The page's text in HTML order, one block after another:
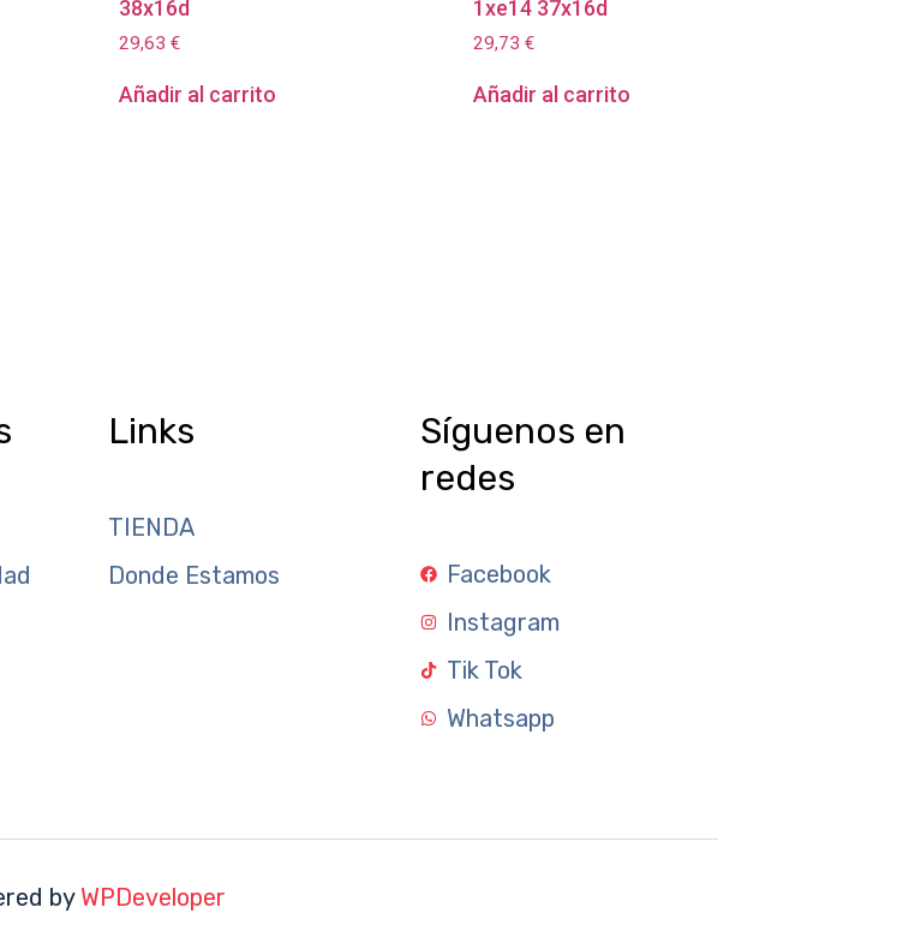
38x16d
29,63€
Añadir al carrito
1xe14 37x16d
29,73€
Añadir al carrito
Links
TIENDA
Donde Estamos
Síguenos en
redes
Facebook
Instagram
Tik Tok
Whatsapp
by WPDeveloper